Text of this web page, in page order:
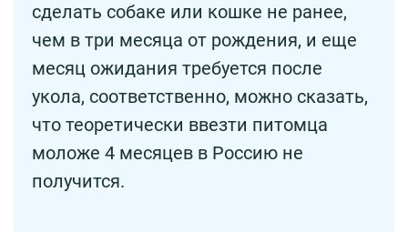
сделать собаке или кошке не ранее,
чем в три месяца от рождения, и еще
месяц ожидания требуется после
укола, соответственно, можно сказать,
что теоретически ввезти питомца
моложе 4 месяцев в Россию не
получится.